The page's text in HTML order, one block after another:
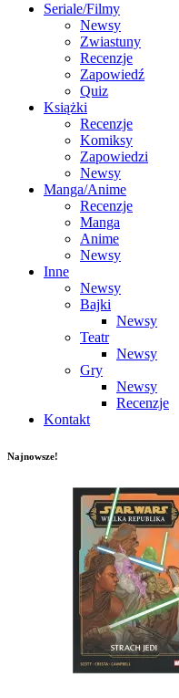
Seriale/Filmy
Newsy
Zwiastuny
Recenzje
Zapowiedź
Quiz
Książki
Recenzje
Komiksy
Zapowiedzi
Newsy
Manga/Anime
Recenzje
Manga
Anime
Newsy
Inne
Newsy
Bajki
Newsy
Teatr
Newsy
Gry
Newsy
Recenzje
Kontakt
Najnowsze!